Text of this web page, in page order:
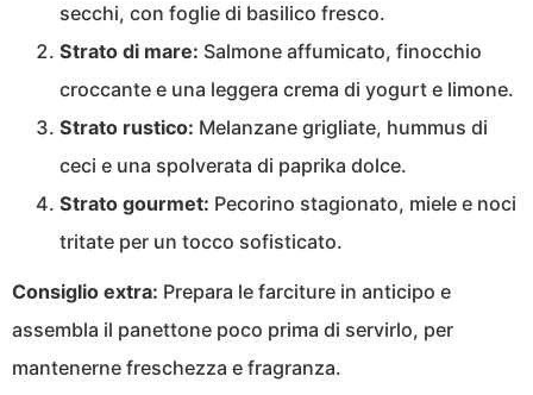
secchi, con foglie di basilico fresco.
Strato di mare: Salmone affumicato, finocchio
croccante e una leggera crema di yogurt e limone.
Strato rustico: Melanzane grigliate, hummus di
ceci e una spolverata di paprika dolce.
Strato gourmet: Pecorino stagionato, miele e noci
tritate per un tocco sofisticato.
Consiglio extra: Prepara le farciture in anticipo e
assembla il panettone poco prima di servirlo, per
mantenerne freschezza e fragranza.